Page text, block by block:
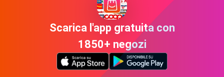
Scarica l'app gratuita con
1850+ negozi